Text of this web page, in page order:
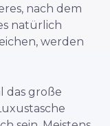
nach dem
natürlich
werden
das große